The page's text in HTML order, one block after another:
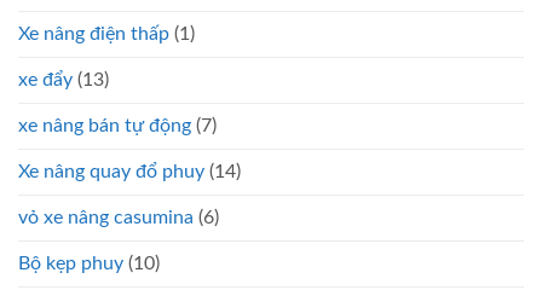
Xe nâng điện thấp (1)
xe đẩy (13)
xe nâng bán tự động (7)
Xe nâng quay đổ phuy (14)
vỏ xe nâng casumina (6)
Bộ kẹp phuy (10)